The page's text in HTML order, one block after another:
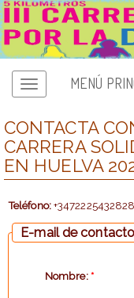
MENÚ
CONTACTA
CARRERA
EN HUELVA
Teléfono:+3472225432828
E-mail de contacto
Nombre: *